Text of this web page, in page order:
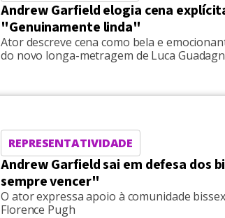
Andrew Garfield elogia cena
"Genuinamente linda"
Ator descreve cena como bela e
do novo longa-metragem de Luca
REPRESENTATIVIDADE
Andrew Garfield sai em defesa dos
sempre vencer"
O ator expressa apoio à comunidade
Florence Pugh